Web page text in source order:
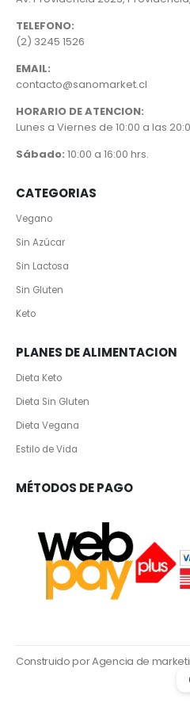
TELEFONO:
(2) 3245 1526
EMAIL:
contacto@sanomarket.cl
HORARIO DE ATENCION:
Lunes a Viernes de 10:00 a las
Sábado: 10:00 a 16:00 hrs.
CATEGORIAS
Vegano
Sin Azúcar
Sin Lactosa
Sin Gluten
Keto
PLANES DE ALIMENTACION
Dieta Keto
Dieta Sin Gluten
Dieta Vegana
Estilo de Vida
MÉTODOS DE PAGO
Construido por Agencia de